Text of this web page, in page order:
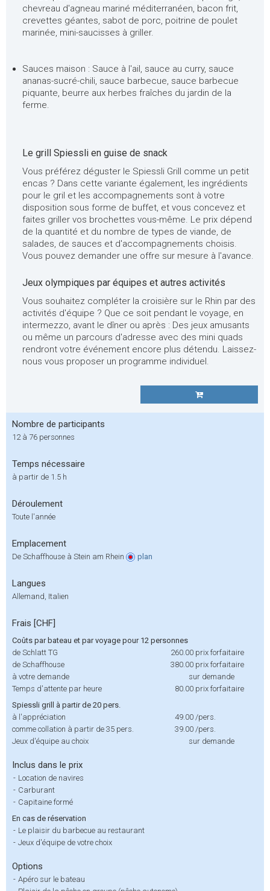
chevreau d'agneau mariné méditerranéen, bacon frit,
crevettes géantes, sabot de porc, poitrine de poulet
marinée, mini-saucisses à griller.
Sauces maison : Sauce à l'ail, sauce au curry, sauce
ananas-sucré-chili, sauce barbecue, sauce barbecue
piquante, beurre aux herbes fraîches du jardin de la
ferme.
Le grill Spiessli en guise de snack
Vous préférez déguster le Spiessli Grill comme un petit
encas ? Dans cette variante également, les ingrédients
pour le gril et les accompagnements sont à votre
disposition sous forme de buffet, et vous concevez et
faites griller vos brochettes vous-même. Le prix dépend
de la quantité et du nombre de types de viande, de
salades, de sauces et d'accompagnements choisis.
Vous pouvez demander une offre sur mesure à l'avance.
Jeux olympiques par équipes et autres activités
Vous souhaitez compléter la croisière sur le Rhin par des
activités d'équipe ? Que ce soit pendant le voyage, en
intermezzo, avant le dîner ou après : Des jeux amusants
ou même un parcours d'adresse avec des mini quads
rendront votre événement encore plus détendu. Laissez-
nous vous proposer un programme individuel.
Nombre de participants
12 à 76 personnes
Temps nécessaire
à partir de 1.5 h
Déroulement
Toute l'année
Emplacement
De Schaffhouse à Stein am Rhein plan
Langues
Allemand, Italien
Frais [CHF]
Coûts par bateau et par voyage pour 12 personnes
de Schlatt TG
260.00 prix forfaitaire
de Schaffhouse
380.00 prix forfaitaire
à votre demande
sur demande
Temps d'attente par heure
80.00 prix forfaitaire
Spiessli grill à partir de 20 pers.
à l'appréciation
49.00 /pers.
comme collation à partir de 35 pers.
39.00 /pers.
Jeux d'équipe au choix
sur demande
Inclus dans le prix
- Location de navires
- Carburant
- Capitaine formé
En cas de réservation
- Le plaisir du barbecue au restaurant
- Jeux d'équipe de votre choix
Options
- Apéro sur le bateau